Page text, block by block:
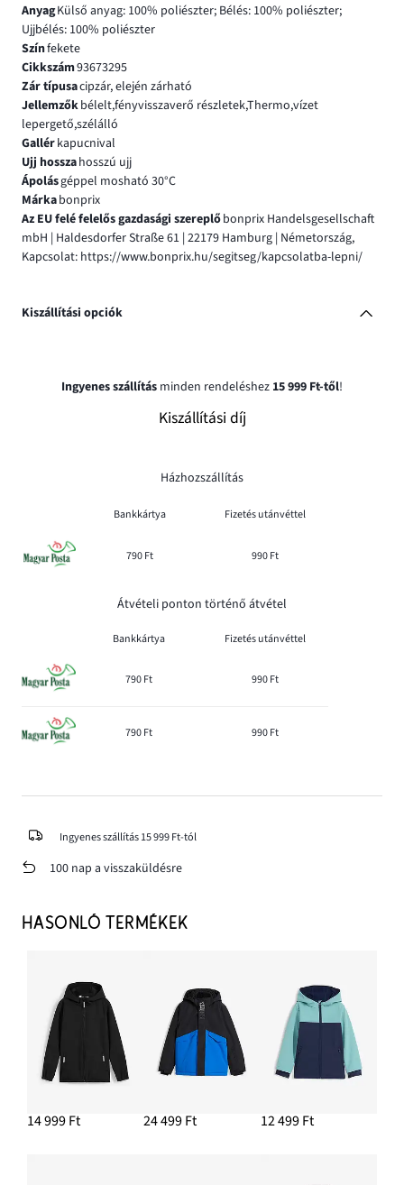
AnyagKülső anyag: 100% poliészter; Bélés: 100% poliészter;
Ujjbélés: 100% poliészter
Színfekete
Cikkszám93673295
Zár típusacipzár, elején zárható
Jellemzőkbélelt,fényvisszaverő részletek,Thermo,vízet
lepergető,szélálló
Gallérkapucnival
Ujj hosszahosszú ujj
Ápolásgéppel mosható 30°C
Márkabonprix
Az EU felé felelős gazdasági szereplőbonprix Handelsgesellschaft
mbH | Haldesdorfer Straße 61 | 22179 Hamburg | Németország,
Kapcsolat: https://www.bonprix.hu/segitseg/kapcsolatba-lepni/
Kiszállítási opciók
Ingyenes szállítás minden rendeléshez 15 999 Ft-től!
Kiszállítási díj
Házhozszállítás
Bankkártya Fizetés utánvéttel
790 Ft 990 Ft
Átvételi ponton történő átvétel
Bankkártya Fizetés utánvéttel
790 Ft 990 Ft
790 Ft 990 Ft
Ingyenes szállítás 15 999 Ft-tól
100 nap a visszaküldésre
HASONLÓ TERMÉKEK
14 999 Ft 24 499 Ft 12 499 Ft